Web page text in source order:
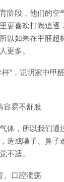
阶段，他们的空
更喜欢打闹追逐
以如果在甲醛超
更多。
”，说明家中甲
容易不舒服
体，所以我们通
造成嗓子、鼻子
不适。
、口腔溃疡